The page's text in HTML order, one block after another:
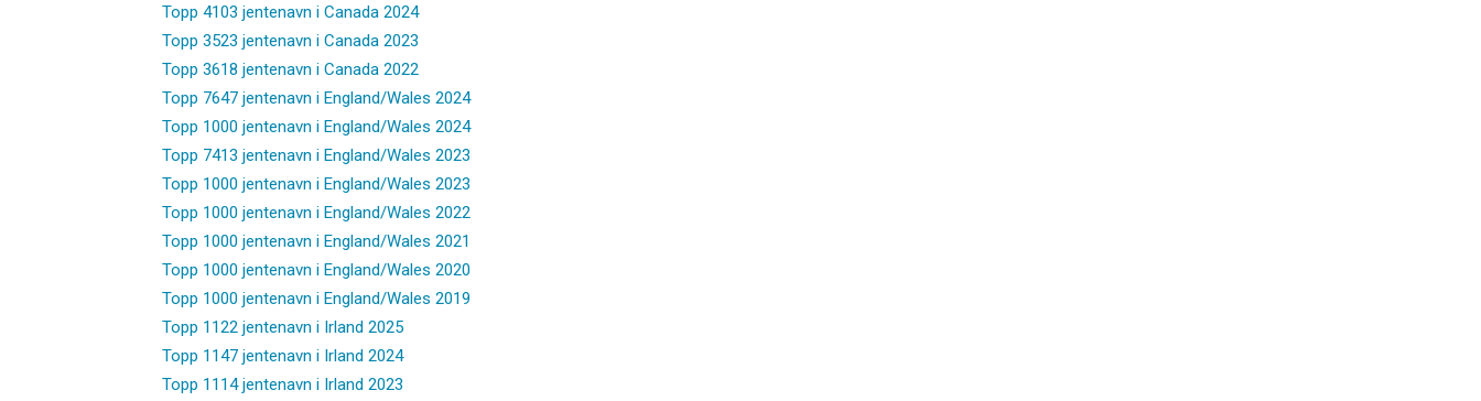
Topp 4103 jentenavn i Canada 2024
Topp 3523 jentenavn i Canada 2023
Topp 3618 jentenavn i Canada 2022
Topp 7647 jentenavn i England/Wales 2024
Topp 1000 jentenavn i England/Wales 2024
Topp 7413 jentenavn i England/Wales 2023
Topp 1000 jentenavn i England/Wales 2023
Topp 1000 jentenavn i England/Wales 2022
Topp 1000 jentenavn i England/Wales 2021
Topp 1000 jentenavn i England/Wales 2020
Topp 1000 jentenavn i England/Wales 2019
Topp 1122 jentenavn i Irland 2025
Topp 1147 jentenavn i Irland 2024
Topp 1114 jentenavn i Irland 2023